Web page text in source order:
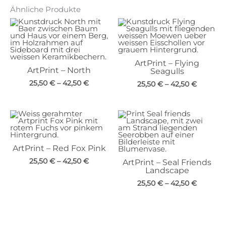
Ähnliche Produkte
ArtPrint – North
25,50 € –42,50 €
ArtPrint – Flying
Seagulls
25,50 € –42,50 €
ArtPrint – Red Fox Pink
25,50 € –42,50 €
ArtPrint – Seal Friends
Landscape
25,50 € –42,50 €